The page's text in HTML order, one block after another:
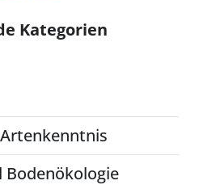
Kategorien
Bodenökologie